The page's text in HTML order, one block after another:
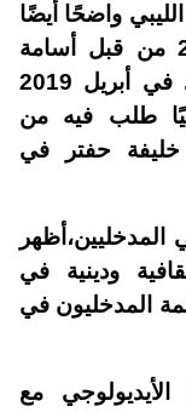
واضحًا أيضًا
بمناسبة زيارة لليبيا في عام 2017 من قبل أسامة
العتيبي،الداعية السعودي للمدخالية. في أبريل 2019
طلب فيه من
خليفة حفتر في
المدخليين،أظهر
ودينية في
المدخليون في
مع